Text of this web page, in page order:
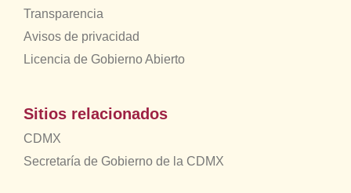
Transparencia
Avisos de privacidad
Licencia de Gobierno Abierto
Sitios relacionados
CDMX
Secretaría de Gobierno de la CDMX